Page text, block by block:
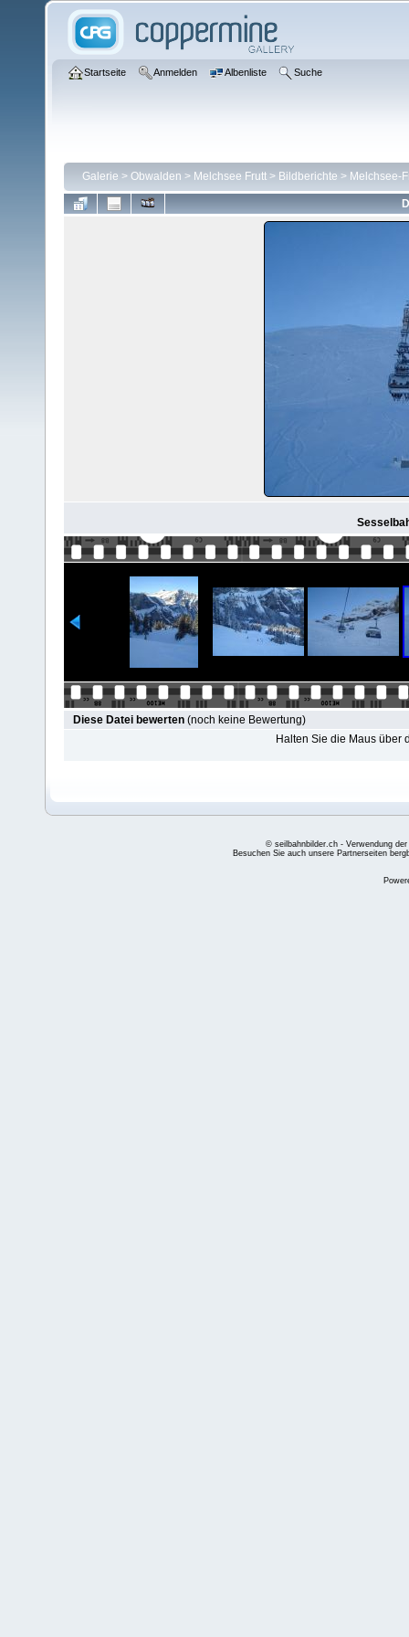
Startseite Anmelden Albenliste Suche
Galerie > Obwalden > Melchsee Frutt > Bildberichte > Melchsee-
Diese Datei bewerten (noch keine Bewertung)
Halten Sie die Maus über
© seilbahnbilder.ch - Verwendung
Besuchen Sie auch unsere Partnerseiten